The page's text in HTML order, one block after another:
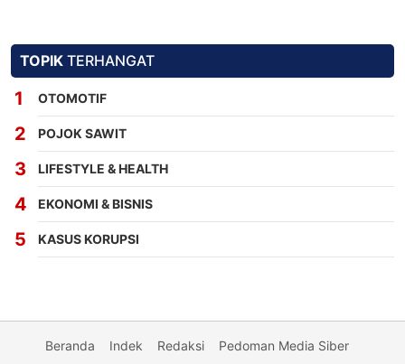
TOPIK TERHANGAT
OTOMOTIF
POJOK SAWIT
LIFESTYLE & HEALTH
EKONOMI & BISNIS
KASUS KORUPSI
Beranda Indek Redaksi
Pedoman Media Siber